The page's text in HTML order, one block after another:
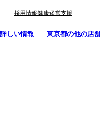
採用情報健康経営支援
しい情報 東京都の他の店